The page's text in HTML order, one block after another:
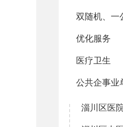
双随机、一
优化服务
医疗卫生
淄川区医